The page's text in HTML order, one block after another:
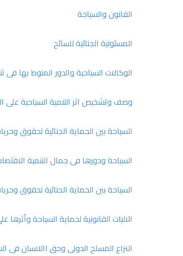
القانون والسياحة
المسئولية الجنائية للسائح
الوكالات السياحية والدور المنوط بها
وصف وتشخيص اثر التنمية السياحية على
السياحة بين الحماية الجنائية لحقوق
السياحة ودورها فى جمال التنمية
السياحة بين الحماية الجنائية لحقوق
الاليات القانونية لحماية السياحة
النزاع المسلح الدولى وحق االانسان فى